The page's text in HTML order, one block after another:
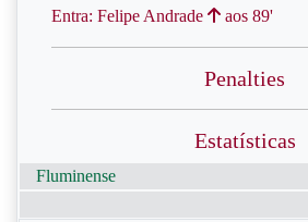
Entra: Felipe Andrade
aos 89'
Penalties
Estatísticas
Fluminense